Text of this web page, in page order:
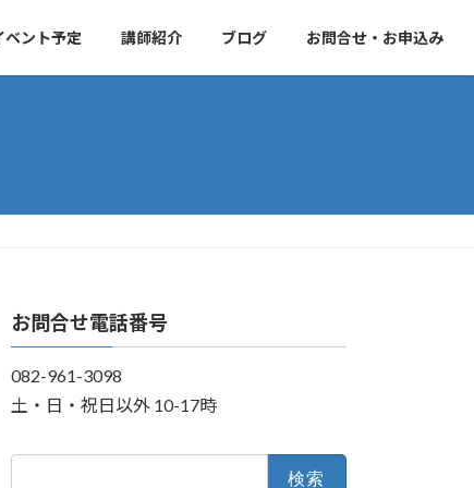
ベント予定 講師紹介 ブログ お問合せ・お申込み
お問合せ電話番号
082-961-3098
土・日・祝日以外 10-17時